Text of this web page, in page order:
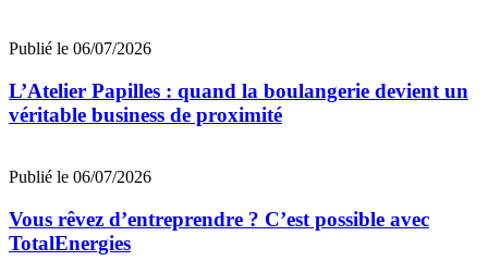
Publié le 06/07/2026
L’Atelier Papilles : quand la boulangerie devient un
véritable business de proximité
Publié le 06/07/2026
Vous rêvez d’entreprendre ? C’est possible avec
TotalEnergies